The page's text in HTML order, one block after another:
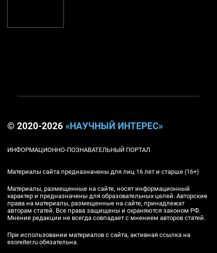
© 2020-2026 «НАУЧНЫЙ ИНТЕРЕС»
ИНФОРМАЦИОННО-ПОЗНАВАТЕЛЬНЫЙ ПОРТАЛ
Материалы сайта предназначены для лиц 16 лет и старше (16+)
Материалы, размещенные на сайте, носят информационный
характер и предназначены для образовательных целей. Авторские
права на материалы, размещенные на сайте, принадлежат
авторам статей. Все права защищены и охраняются законом РФ.
Мнение редакции не всегда совпадает с мнением авторов статей.
При использовании материалов с сайта, активная ссылка на
esoreiter.ru обязательна.